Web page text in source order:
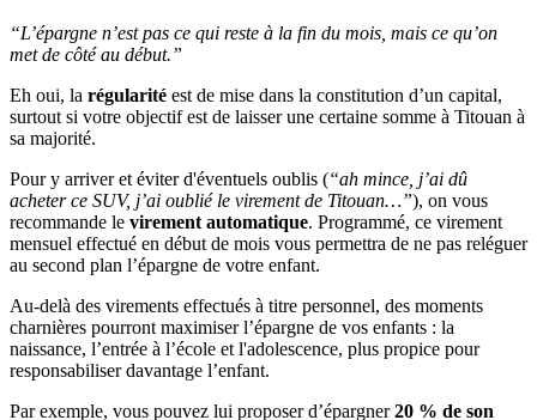
“L’épargne n’est pas ce qui reste à la fin du mois, mais ce qu’on
met de côté au début.”
Eh oui, la régularité est de mise dans la constitution d’un capital,
surtout si votre objectif est de laisser une certaine somme à Titouan à
sa majorité.
Pour y arriver et éviter d'éventuels oublis (“ah mince, j’ai dû
acheter ce SUV, j’ai oublié le virement de Titouan…”), on vous
recommande le virement automatique. Programmé, ce virement
mensuel effectué en début de mois vous permettra de ne pas reléguer
au second plan l’épargne de votre enfant.
Au-delà des virements effectués à titre personnel, des moments
charnières pourront maximiser l’épargne de vos enfants : la
naissance, l’entrée à l’école et l'adolescence, plus propice pour
responsabiliser davantage l’enfant.
Par exemple, vous pouvez lui proposer d’épargner20 % de son